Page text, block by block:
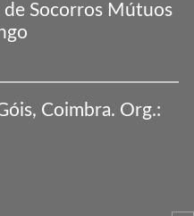
de Socorros Mútuos
Coimbra. Org.: